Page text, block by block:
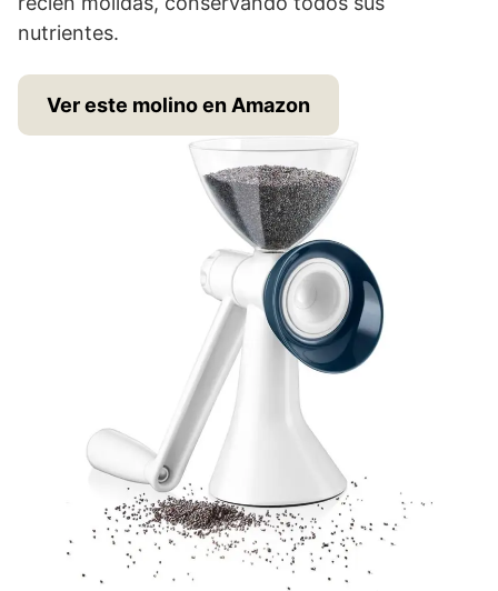
nutrientes.
Ver este molino en Amazon